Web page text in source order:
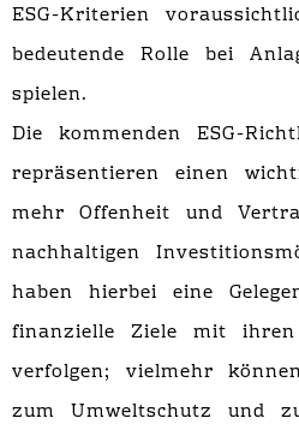
ESG-Kriterien
bedeutende Rolle bei
spielen.
Die kommenden ESG-
repräsentieren einen
mehr Offenheit und
nachhaltigen
haben hierbei eine
finanzielle Ziele mit
verfolgen; vielmehr
zum Umweltschutz und